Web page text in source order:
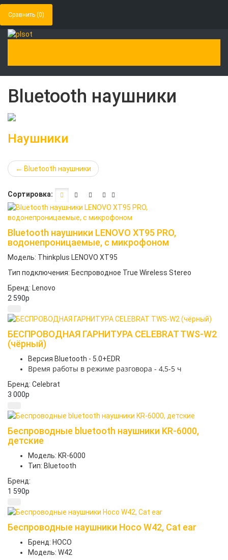
Сравнить (0)
Bluetooth наушники
Наушники
← Bluetooth наушники
Сортировка:
Bluetooth наушники LENOVO XT95 PRO,
водонепроницаемые, с микрофоном
Модель: Thinkplus LENOVO XT95
Тип подключения: Беспроводное True Wireless Stereo
Бренд: Lenovo
2 590p
БЕСПРОВОДНАЯ ГАРНИТУРА CELEBRAT TWS-W2
(чёрный)
Версия Bluetooth - 5.0+EDR
Время работы в режиме разговора - 4,5-5 ч
Бренд: Celebrat
3 000p
Беспроводные bluetooth наушники KR-6000,
детские
Модель: KR-6000
Тип: Bluetooth
Бренд:
1 590p
Беспроводные наушники Hoco W42, Cat ear
Бренд: HOCO
Модель: W42